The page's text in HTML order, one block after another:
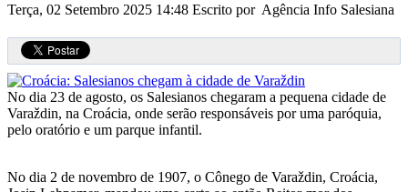
Terça, 02 Setembro 2025 14:48 Escrito por Agência Info Salesiana
No dia 23 de agosto, os Salesianos chegaram a pequena cidade de
Varaždin, na Croácia, onde serão responsáveis por uma paróquia,
pelo oratório e um parque infantil.
No dia 2 de novembro de 1907, o Cônego de Varaždin, Croácia,